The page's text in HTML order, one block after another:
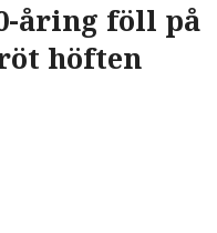
åring föll på
höften